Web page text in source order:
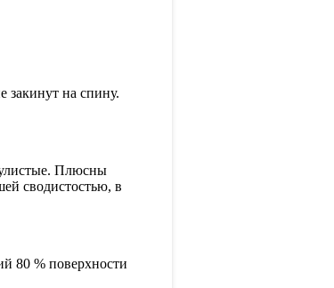
закинут на спину.
Плюсны
сводистостью, в
80 % поверхности